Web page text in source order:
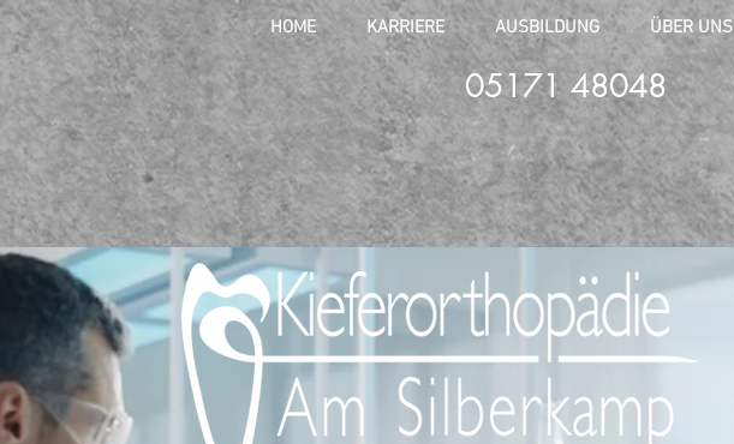
HOME KARRIERE AUSBILDUNG ÜBER UNS
05171 48048